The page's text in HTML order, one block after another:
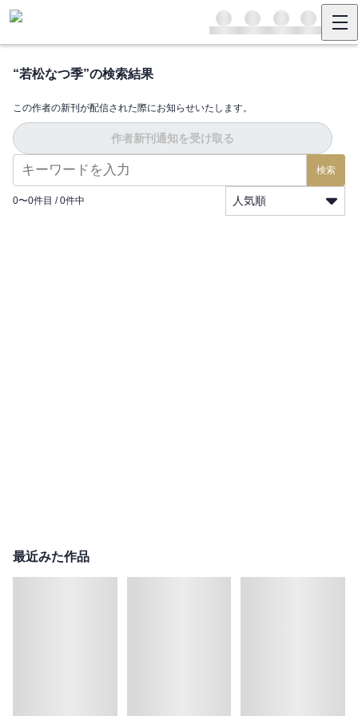
“若松なつ季”の検索結果
この作者の新刊が配信された際にお知らせいたします。
作者新刊通知を受け取る
検索
0〜0件目 / 0件中 人気順
最近みた作品